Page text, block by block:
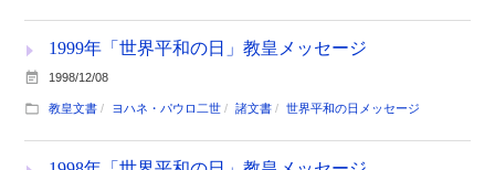
1999年「世界平和の日」教皇メッセージ
1998/12/08
教皇文書 ヨハネ・パウロ二世 諸文書 世界平和の日メッセージ